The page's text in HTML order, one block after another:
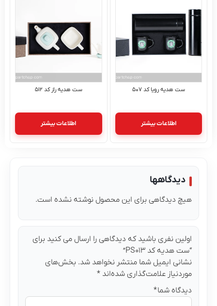
ست هدیه رویا کد ۵۰۷
اطلاعات بیشتر
ست هدیه راز کد ۵۱۲
اطلاعات بیشتر
دیدگاهها
هیچ دیدگاهی برای این محصول نوشته نشده است.
اولین نفری باشید که دیدگاهی را ارسال می کنید برای
“ست هدیه کد PS۰۱۳”
نشانی ایمیل شما منتشر نخواهد شد. بخش‌های
موردنیاز علامت‌گذاری شده‌اند *
دیدگاه شما*